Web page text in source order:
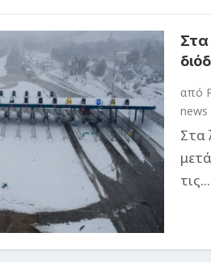
Στα
από
news
Στα
τις...